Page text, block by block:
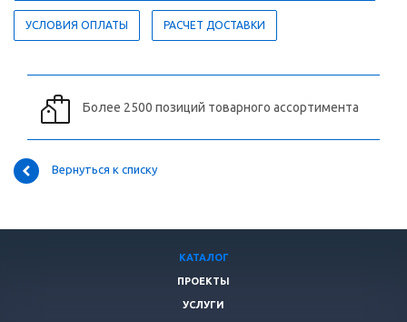
УСЛОВИЯ ОПЛАТЫ РАСЧЕТ ДОСТАВКИ
Более 2500 позиций товарного ассортимента
Вернуться к списку
КАТАЛОГ
ПРОЕКТЫ
УСЛУГИ